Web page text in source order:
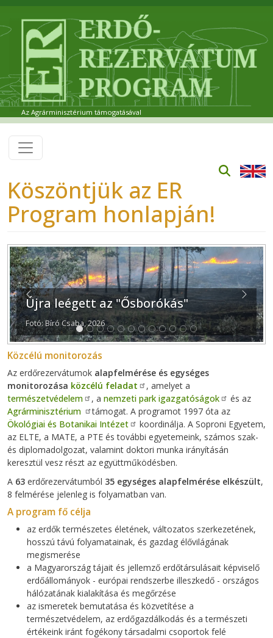
Az Agrárminisztérium támogatásával
Köszöntjük az ER
Program honlapján!
Újra leégett az "Ősborókás"
Fotó: Bíró Csaba, 2026
Previous Next
Közcélú monitorozás
Az erdőrezervátumok alapfelmérése és egységes
monitorozása közcélú feladat
, amelyet a
természetvédelem
, a nemzeti park igazgatóságok
és az
Agrárminisztérium
támogat. A programot 1997 óta az
Ökológiai és Botanikai Intézet
koordinálja. A Soproni Egyetem,
az ELTE, a MATE, a PTE és további egyetemeink, számos szak-
és diplomadolgozat, valamint doktori munka irányításán
keresztül vesz részt az együttműködésben.
A 63 erdőrezervátumból 35 egységes alapfelmérése elkészült,
8 felmérése jelenleg is folyamatban van.
A program fő célja
az erdők természetes életének, változatos szerkezetének,
hosszú távú folyamatainak, és gazdag élővilágának
megismerése
a Magyarország tájait és jellemző erdőtársulásait képviselő
erdőállományok - európai rendszerbe illeszkedő - országos
hálózatának kialakítása és megőrzése
az ismeretek bemutatása és közvetítése a
természetvédelem, az erdőgazdálkodás és a természeti
értékeink iránt fogékony társadalmi csoportok felé